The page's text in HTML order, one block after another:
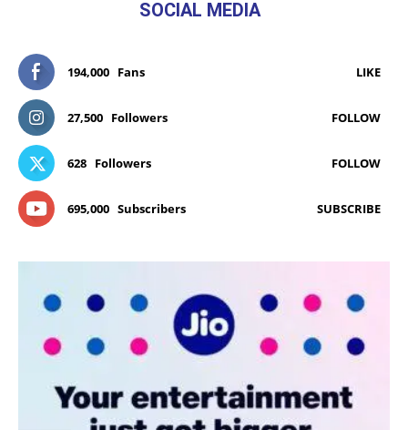
SOCIAL MEDIA
194,000 Fans LIKE
27,500 Followers FOLLOW
628 Followers FOLLOW
695,000 Subscribers SUBSCRIBE